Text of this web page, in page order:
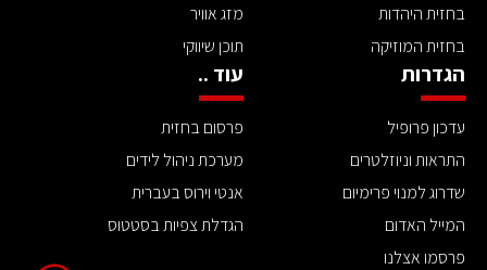
בחזית היהדות
בחזית המוזיקה
מזג אוויר
תוכן שיווקי
הגדרות
עדכון פרופיל
התראות וניוזלטרים
שדרוג למנוי פרימיום
המייל האדום
פרסמו אצלנו
עוד ..
פרסום בחזית
מערכת ניהול לידים
אנטי וירוס בעברית
הגדלת צפיות בסטטוס